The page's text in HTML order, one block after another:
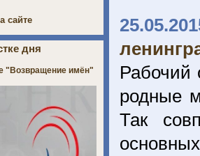
Рабочий
родные
Так
сайте
дня
"Возвращение имён"